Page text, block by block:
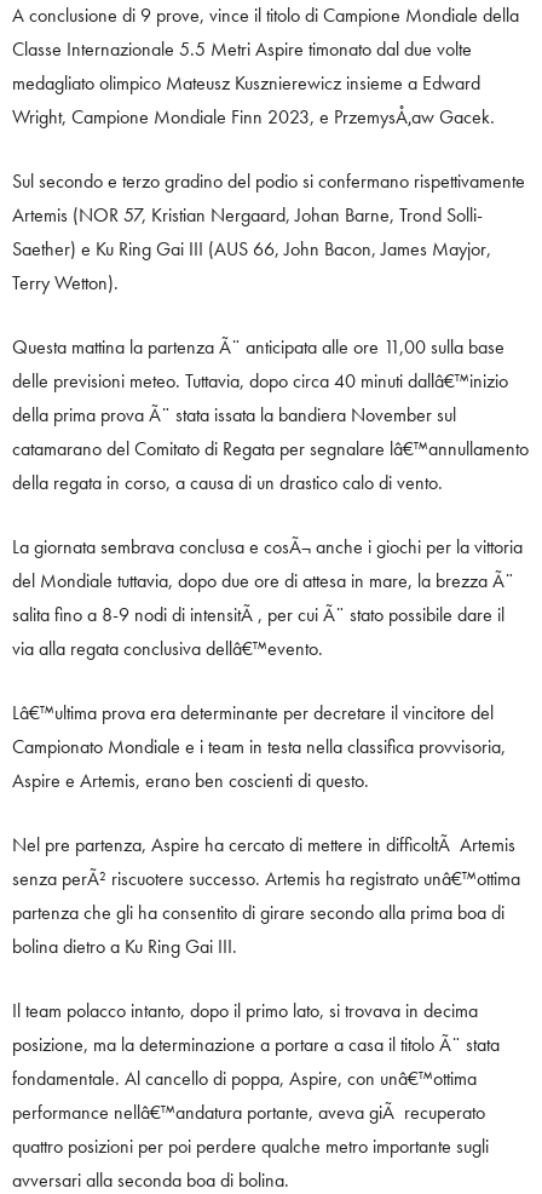
A conclusione di 9 prove, vince il titolo di Campione Mondiale della
Classe Internazionale 5.5 Metri Aspire timonato dal due volte
medagliato olimpico Mateusz Kusznierewicz insieme a Edward
Wright, Campione Mondiale Finn 2023, e PrzemysÅ‚aw Gacek.
Sul secondo e terzo gradino del podio si confermano rispettivamente
Artemis (NOR 57, Kristian Nergaard, Johan Barne, Trond Solli-
Saether) e Ku Ring Gai III (AUS 66, John Bacon, James Mayjor,
Terry Wetton).
Questa mattina la partenza Ã¨ anticipata alle ore 11,00 sulla base
delle previsioni meteo. Tuttavia, dopo circa 40 minuti dallâ€™inizio
della prima prova Ã¨ stata issata la bandiera November sul
catamarano del Comitato di Regata per segnalare lâ€™annullamento
della regata in corso, a causa di un drastico calo di vento.
La giornata sembrava conclusa e cosÃ¬ anche i giochi per la vittoria
del Mondiale tuttavia, dopo due ore di attesa in mare, la brezza Ã¨
salita fino a 8-9 nodi di intensitÃ , per cui Ã¨ stato possibile dare il
via alla regata conclusiva dellâ€™evento.
Lâ€™ultima prova era determinante per decretare il vincitore del
Campionato Mondiale e i team in testa nella classifica provvisoria,
Aspire e Artemis, erano ben coscienti di questo.
Nel pre partenza, Aspire ha cercato di mettere in difficoltÃ Artemis
senza perÃ² riscuotere successo. Artemis ha registrato unâ€™ottima
partenza che gli ha consentito di girare secondo alla prima boa di
bolina dietro a Ku Ring Gai III.
Il team polacco intanto, dopo il primo lato, si trovava in decima
posizione, ma la determinazione a portare a casa il titolo Ã¨ stata
fondamentale. Al cancello di poppa, Aspire, con unâ€™ottima
performance nellâ€™andatura portante, aveva giÃ recuperato
quattro posizioni per poi perdere qualche metro importante sugli
avversari alla seconda boa di bolina.